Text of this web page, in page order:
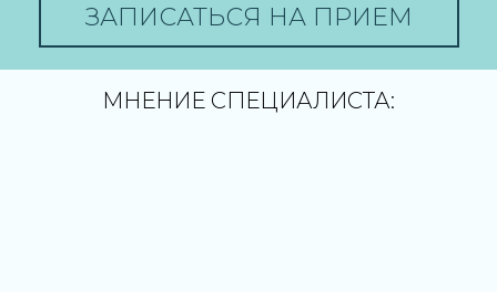
ЗАПИСАТЬСЯ НА ПРИЕМ
МНЕНИЕ СПЕЦИАЛИСТА: